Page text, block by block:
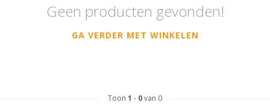
Geen producten gevonden!
GA VERDER MET WINKELEN
Toon 1 - 0van 0